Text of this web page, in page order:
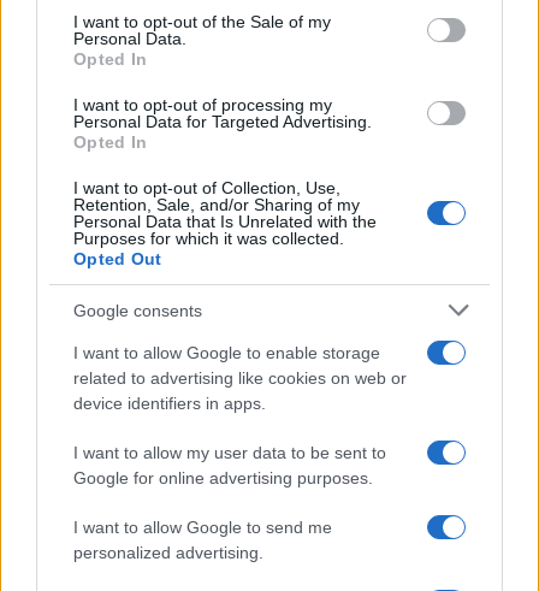
consent section.
I want to opt-out of the Sale of my
Personal Data.
Opted In
I want to opt-out of processing my
Personal Data for Targeted Advertising.
Opted In
I want to opt-out of Collection, Use,
Retention, Sale, and/or Sharing of my
Personal Data that Is Unrelated with the
Purposes for which it was collected.
Opted Out
Google consents
I want to allow Google to enable storage
related to advertising like cookies on web or
device identifiers in apps.
I want to allow my user data to be sent to
Google for online advertising purposes.
I want to allow Google to send me
personalized advertising.
Ouro e dólar sob pressão: como os mercados estão
respondendo às últimas notícias
Beatriz Almeida · 6 ago 2026
FINANÇA
Presidente Lula propõe política fiscal séria para reduzir juros e
critica limitações orçamentárias
Rafael Oliveira · 6 ago 2026